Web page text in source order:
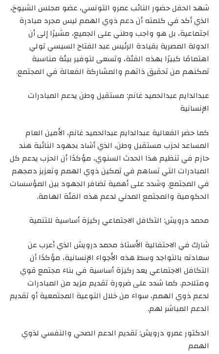
شهد الحفل حضور النائب عمرو التونسي، عضو مجلس الشيوخ،
الذي أكد في كلمته أن دعم ذوي الهمم ليس مجرد مبادرة
اجتماعية، بل هو واجب وطني على الجميع، مشيرًا إلى أن
الدولة المصرية بقيادة الرئيس عبد الفتاح السيسي تولي
اهتمامًا كبيرًا بهذه الفئة، وتسعى لتوفير بيئة مناسبة
تمكنهم من تحقيق ذاتهم والمشاركة الفعالة في المجتمع.
عبدالدايم عبدالحميد غانم: مستقبل وطن يدعم المبادرات
الإنسانية
كما حضر الفعالية عبدالدايم عبدالحميد غانم، الأمين العام
المساعد لحزب مستقبل وطن، الذي أشاد بجهود النائبة هند
حازم في تنظيم هذا الحدث السنوي، مؤكدًا أن الحزب يدعم كل
المبادرات التي تساهم في تمكين ذوي الهمم وتعزيز دمجهم
في المجتمع. وشدد على أهمية تضافر الجهود بين المؤسسات
الحكومية والمجتمع المدني لدعم هذه الفئة الهامة.
محمد درويش: التكافل الاجتماعي ركيزة أساسية للتنمية
شارك في الاحتفالية الأستاذ محمد درويش الذي أعرب عن
سعادته بالتواجد وسط هذه الأجواء الإنسانية، مؤكدًا أن
التكافل الاجتماعي يعد ركيزة أساسية في بناء مجتمع قوي
ومتلاحم. كما شدد على ضرورة تقديم مزيد من المبادرات
لدعم ذوي الهمم، سواء من خلال التوعية المجتمعية أو تقديم
الدعم المباشر لهم.
الدكتور عمرو درويش: تقديم الدعم الصحي والنفسي لذوي
الهمم